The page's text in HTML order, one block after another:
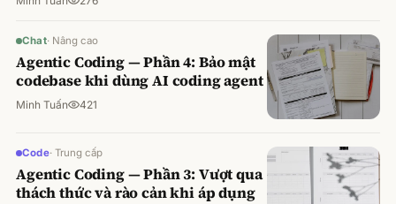
Chat· Nâng cao
Agentic Coding — Phần 4: Bảo mật
codebase khi dùng AI coding agent
Minh Tuấn 421
Code· Trung cấp
Agentic Coding — Phần 3: Vượt qua
thách thức và rào cản khi áp dụng